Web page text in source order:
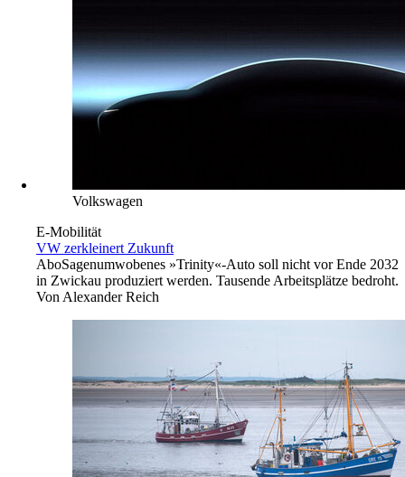
Volkswagen
E-Mobilität
VW zerkleinert Zukunft
AboSagenumwobenes »Trinity«-Auto soll nicht vor Ende 2032
in Zwickau produziert werden. Tausende Arbeitsplätze bedroht.
Von Alexander Reich